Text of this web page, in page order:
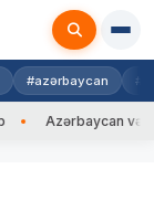
#azərbaycan
Azərbaycan və